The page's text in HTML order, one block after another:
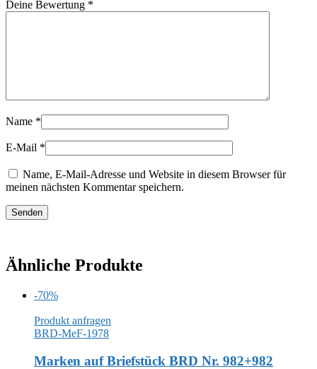
Deine Bewertung *
Name *
E-Mail *
Name, E-Mail-Adresse und Website in diesem Browser für
meinen nächsten Kommentar speichern.
Ähnliche Produkte
-70%
Produkt anfragen
BRD-MeF-1978
Marken auf Briefstück BRD Nr. 982+982